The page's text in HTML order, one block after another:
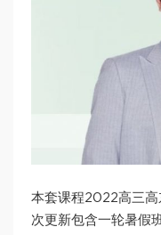
本套课程2022高三高
次更新包含一轮暑假